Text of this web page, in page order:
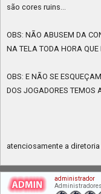
são cores ruins...
OBS: NÃO ABUSEM DA
NA TELA TODA HORA QUE
OBS: E NÃO SE
DOS JOGADORES TEMOS
atenciosamente a diretoria
administrador
Administradores